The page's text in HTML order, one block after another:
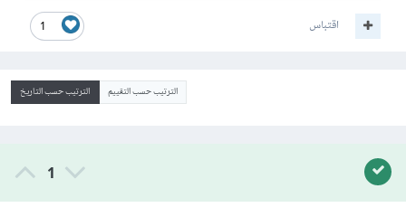
1 اقتباس
الترتيب حسب التقييم الترتيب حسب التاريخ
1